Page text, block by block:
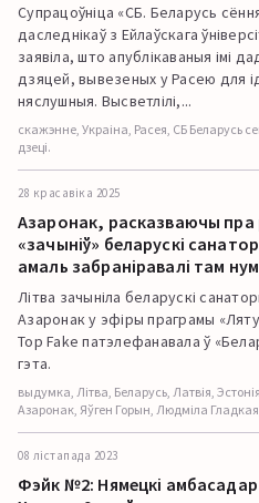
Супрацоўніца «СБ. Беларусь
даследнікаў з Ейлаўскага
заявіла, што апублікаваныя імі
дзяцей, вывезеных у Расею для
няслушныя. Высветлілі,...
скажэнне, Украіна, Расея, СБ Беларусь
дзеці.
28 красавіка 2025
Азаронак, расказваючы пра
«зачыніў» беларускі
амаль забраніравалі там
Літва зачыніла беларускі
Азаронак у эфіры праграмы
Top Fake патэлефанавала ў
гэта.
выдумка, Літва, Беларусь, Латвія,
Азаронак, Яўген Горын, Людміла
08 лістапада 2023
Фэйк №2: Нямецкі амбасадар